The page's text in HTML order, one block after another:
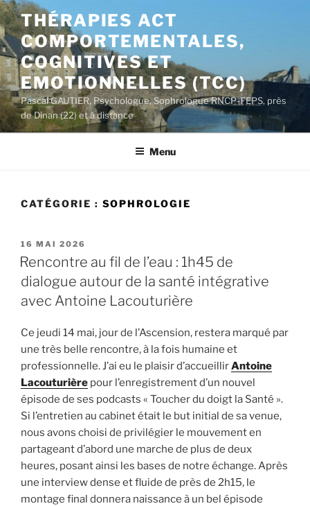
Aller
au
contenu
principal
THÉRAPIES ACT
COMPORTEMENTALES,
COGNITIVES ET
EMOTIONNELLES (TCC)
Pascal GAUTIER, Psychologue, Sophrologue RNCP-FEPS, près
de Dinan (22) et à distance
Menu
CATÉGORIE : SOPHROLOGIE
PUBLIÉ
LE
16 MAI 2026
Rencontre au fil de l’eau : 1h45 de
dialogue autour de la santé intégrative
avec Antoine Lacouturière
Ce jeudi 14 mai, jour de l’Ascension, restera marqué par
une très belle rencontre, à la fois humaine et
professionnelle. J’ai eu le plaisir d’accueillirAntoine
Lacouturière pour l’enregistrement d’un nouvel
épisode de ses podcasts « Toucher du doigt la Santé ».
Si l’entretien au cabinet était le but initial de sa venue,
nous avons choisi de privilégier le mouvement en
partageant d’abord une marche de plus de deux
heures, posant ainsi les bases de notre échange. Après
une interview dense et fluide de près de 2h15, le
montage final donnera naissance à un bel épisode